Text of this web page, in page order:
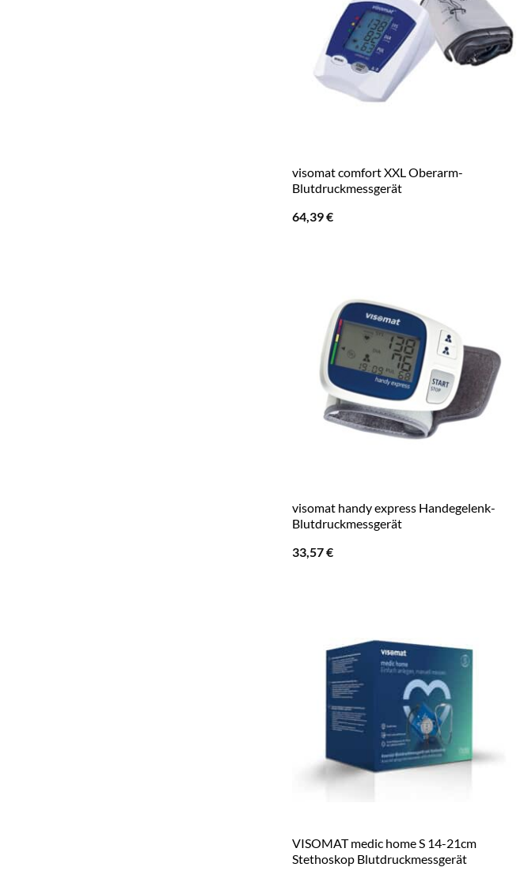
visomat comfort XXL Oberarm-
Blutdruckmessgerät
64,39€
visomat handy express Handegelenk-
Blutdruckmessgerät
33,57€
VISOMAT medic home S 14-21cm
Stethoskop Blutdruckmessgerät